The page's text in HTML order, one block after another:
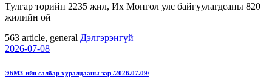
Тулгар төрийн 2235 жил, Их Монгол улс байгуулагдсаны 820
жилийн ой
563 article, general Дэлгэрэнгүй
2026-07-08
ЭБМЗ-ийн салбар хуралдааны зар /2026.07.09/